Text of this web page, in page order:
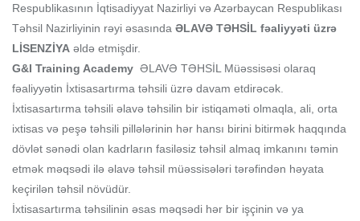
Respublikasının İqtisadiyyat Nazirliyi və Azərbaycan Respublikası
Təhsil Nazirliyinin rəyi əsasında ƏLAVƏ TƏHSİL fəaliyyəti üzrə
LİSENZİYA əldə etmişdir.
G&I Training Academy ƏLAVƏ TƏHSİL Müəssisəsi olaraq
fəaliyyətin İxtisasartırma təhsili üzrə davam etdirəcək.
İxtisasartırma təhsili əlavə təhsilin bir istiqaməti olmaqla, ali, orta
ixtisas və peşə təhsili pillələrinin hər hansı birini bitirmək haqqında
dövlət sənədi olan kadrların fasiləsiz təhsil almaq imkanını təmin
etmək məqsədi ilə əlavə təhsil müəssisələri tərəfindən həyata
keçirilən təhsil növüdür.
İxtisasartırma təhsilinin əsas məqsədi hər bir işçinin və ya